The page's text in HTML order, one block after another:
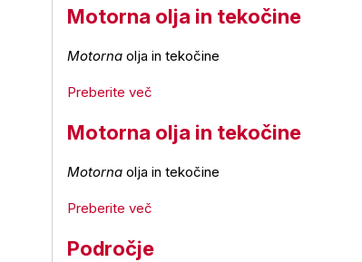
Motorna olja in tekočine
Motornaolja in tekočine
Preberite več
Motorna olja in tekočine
Motornaolja in tekočine
Preberite več
Področje